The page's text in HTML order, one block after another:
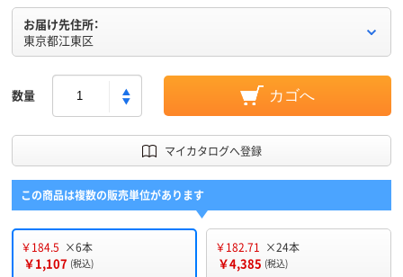
お届け先住所：
東京都江東区
数量 カゴへ
マイカタログへ登録
この商品は複数の販売単位があります
￥184.5 ×6本
￥1,107 (税込)
￥182.71 ×24本
￥4,385 (税込)